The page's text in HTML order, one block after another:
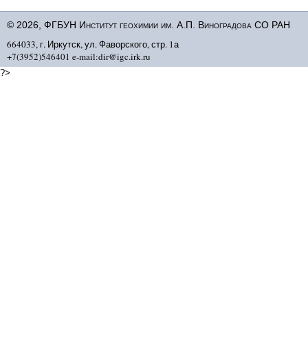
© 2026, ФГБУН Институт геохимии им. А.П. Виноградова СО РАН
664033, г. Иркутск, ул. Фаворского, стр. 1а
+7(3952)546401 e-mail:dir@igc.irk.ru
?>